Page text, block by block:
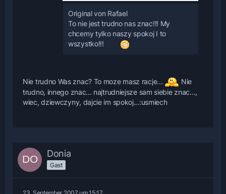
Original von Rafael
To nie jest trudno nas znac!!! My
chcemy tylko naszy spokoj I to
wszystko!!!
Nie trudno Was znac? To moze masz racje...
Nie
trudno, innego znac... najtrudniejsze sam siebie znac...,
wiec, dziewczyny, dajcie im spokoj...:usmiech
Donia
Gast